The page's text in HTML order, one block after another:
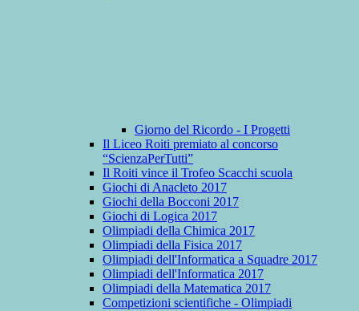
Giorno del Ricordo - I Progetti
Il Liceo Roiti premiato al concorso
“ScienzaPerTutti”
Il Roiti vince il Trofeo Scacchi scuola
Giochi di Anacleto 2017
Giochi della Bocconi 2017
Giochi di Logica 2017
Olimpiadi della Chimica 2017
Olimpiadi della Fisica 2017
Olimpiadi dell'Informatica a Squadre 2017
Olimpiadi dell'Informatica 2017
Olimpiadi della Matematica 2017
Competizioni scientifiche - Olimpiadi